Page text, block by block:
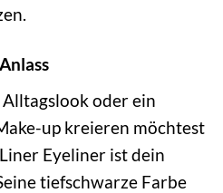
oder ein
up kreieren möchtest
Eyeliner ist dein
tiefschwarze Farbe